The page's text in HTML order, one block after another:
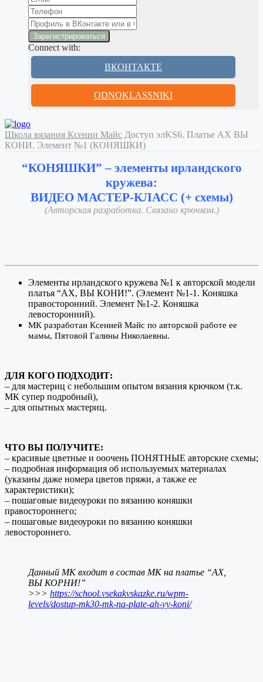
Connect with:
ВКОНТАКТЕ
ODNOKLASSNIKI
Школа вязания Ксении Майс Доступ элKS6. Платье АХ ВЫ
КОНИ. Элемент №1 (КОНЯШКИ)
“КОНЯШКИ” – элементы ирландского
кружева:
ВИДЕО МАСТЕР-КЛАСС (+ схемы)
(Авторская разработка. Связано крючком.)
Элементы ирландского кружева №1 к авторской модели
платья “АХ, ВЫ КОНИ!”. (Элемент №1-1. Коняшка
правосторонний. Элемент №1-2. Коняшка
левосторонний).
МК разработан Ксенией Майс по авторской работе ее
мамы, Пятовой Галины Николаевны.
ДЛЯ КОГО ПОДХОДИТ:
– для мастериц с небольшим опытом вязания крючком (т.к.
МК супер подробный),
– для опытных мастериц.
ЧТО ВЫ ПОЛУЧИТЕ:
– красивые цветные и ооочень ПОНЯТНЫЕ авторские схемы;
– подробная информация об используемых материалах
(указаны даже номера цветов пряжи, а также ее
характеристики);
– пошаговые видеоуроки по вязанию коняшки
правостороннего;
– пошаговые видеоуроки по вязанию коняшки
левостороннего.
Данный МК входит в состав МК на платье “АХ,
ВЫ КОРНИ!”
>>> https://school.vsekakvskazke.ru/wpm-
levels/dostup-mk30-mk-na-plate-ah-vy-koni/